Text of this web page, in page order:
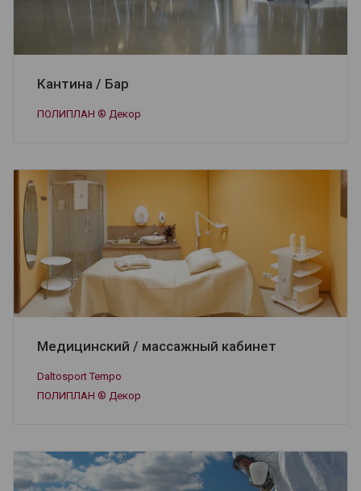
Кантина / Бар
ПОЛИПЛАН ® Декор
Медицинский / массажный кабинет
Daltosport Tempo
ПОЛИПЛАН ® Декор